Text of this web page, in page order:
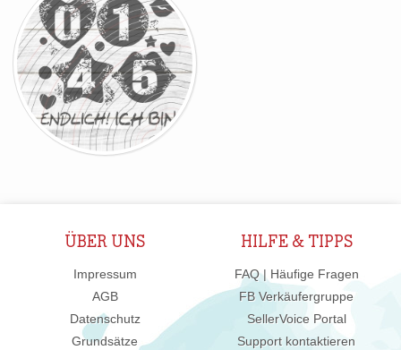
ÜBER UNS
Impressum
AGB
Datenschutz
Grundsätze
HILFE & TIPPS
FAQ | Häufige Fragen
FB Verkäufergruppe
SellerVoice Portal
Support kontaktieren